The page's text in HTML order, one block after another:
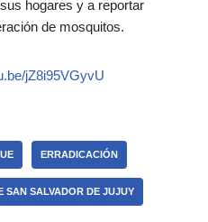
hogares y a reportar
de mosquitos.
jZ8i95VGyvU
ERRADICACIÓN
SAN SALVADOR DE JUJUY